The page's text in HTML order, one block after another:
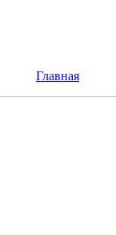
Главная